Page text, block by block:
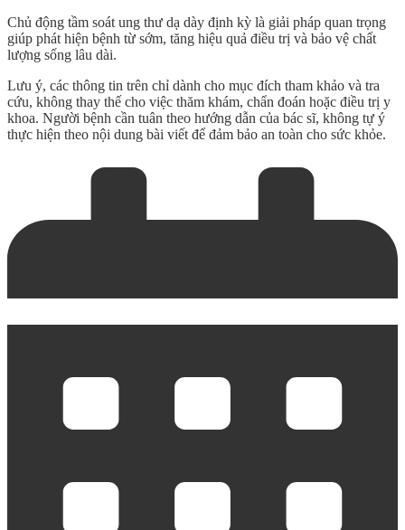
Chủ động tầm soát ung thư dạ dày định kỳ là giải pháp quan trọng
giúp phát hiện bệnh từ sớm, tăng hiệu quả điều trị và bảo vệ chất
lượng sống lâu dài.
Lưu ý, các thông tin trên chỉ dành cho mục đích tham khảo và tra
cứu, không thay thế cho việc thăm khám, chẩn đoán hoặc điều trị y
khoa. Người bệnh cần tuân theo hướng dẫn của bác sĩ, không tự ý
thực hiện theo nội dung bài viết để đảm bảo an toàn cho sức khỏe.